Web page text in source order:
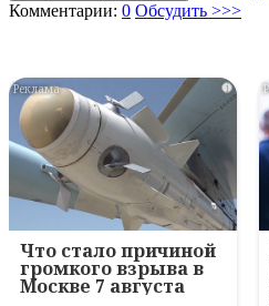
Комментарии: 0 Обсудить >>>
i
Что стало причиной
громкого взрыва в
Москве 7 августа